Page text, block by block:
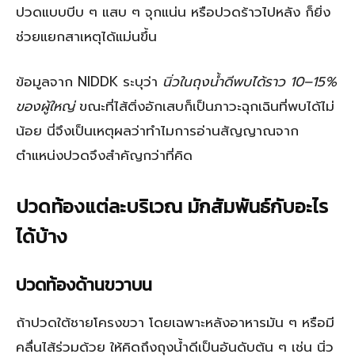
ปวดแบบบีบ ๆ แสบ ๆ จุกแน่น หรือปวดร้าวไปหลัง ก็ยิ่ง
ช่วยแยกสาเหตุได้แม่นขึ้น
ข้อมูลจาก NIDDK ระบุว่า นิ่วในถุงน้ำดีพบได้ราว 10–15%
ของผู้ใหญ่ขณะที่ไส้ติ่งอักเสบก็เป็นภาวะฉุกเฉินที่พบได้ไม่
น้อย นี่จึงเป็นเหตุผลว่าทำไมการอ่านสัญญาณจาก
ตำแหน่งปวดจึงสำคัญกว่าที่คิด
ปวดท้องแต่ละบริเวณ มักสัมพันธ์กับอะไร
ได้บ้าง
ปวดท้องด้านขวาบน
ถ้าปวดใต้ชายโครงขวา โดยเฉพาะหลังอาหารมัน ๆ หรือมี
คลื่นไส้ร่วมด้วย ให้คิดถึงถุงน้ำดีเป็นอันดับต้น ๆ เช่น นิ่ว